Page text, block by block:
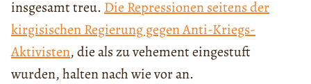
insgesamt treu. Die Repressionen seitens der
kirgisischen Regierung gegen Anti-Kriegs-
Aktivisten, die als zu vehement eingestuft
wurden, halten nach wie vor an.